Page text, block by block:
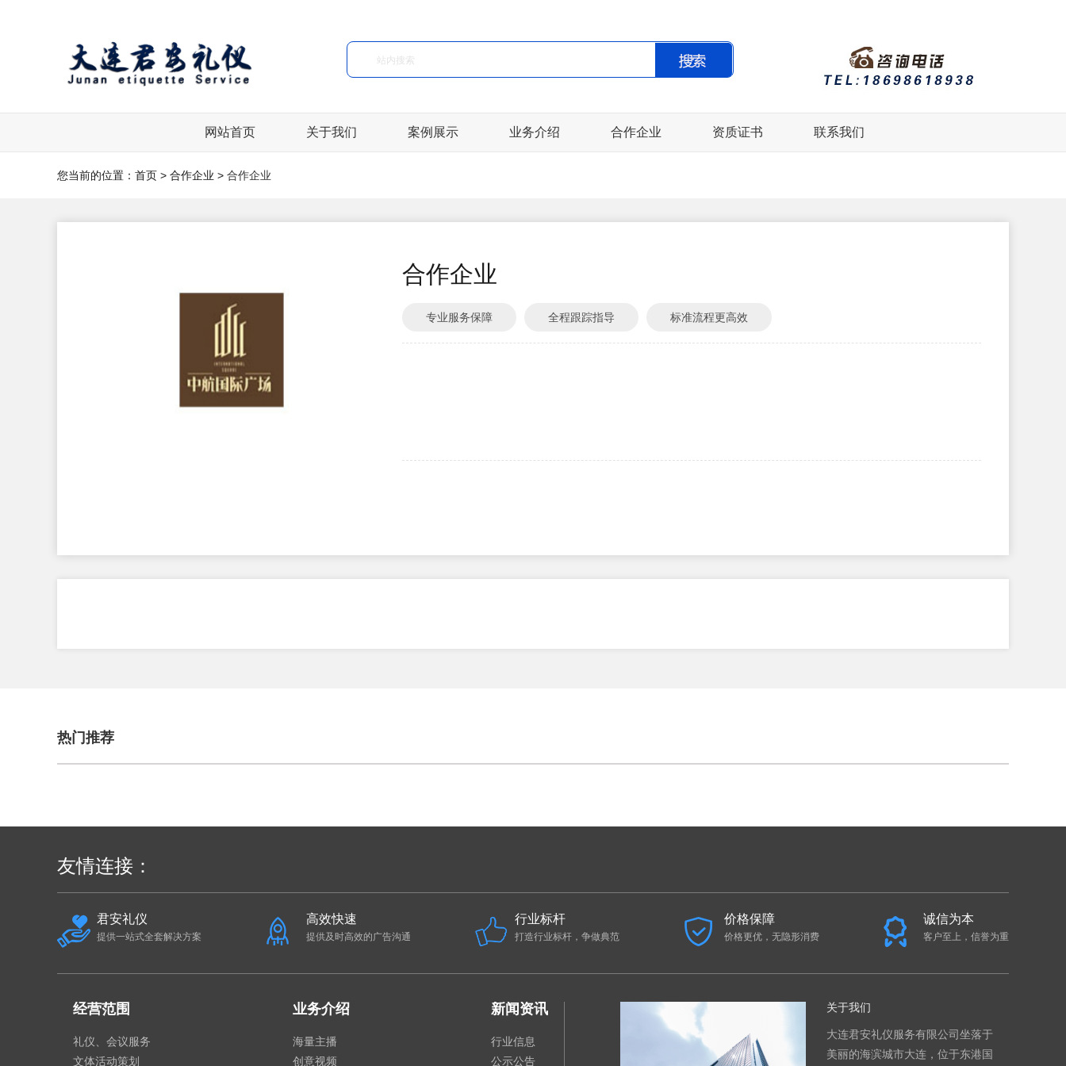
网站首页 关于我们 案例展示 业务介绍 合作企业 资质证书 联系我们
您当前的位置： 首页 > 合作企业 > 合作企业
合作企业
专业服务保障 全程跟踪指导 标准流程更高效
热门推荐
友情连接：
君安礼仪
提供一站式全套解决方案
高效快速
提供及时高效的广告沟通
行业标杆
打造行业标杆，争做典范
价格保障
价格更优，无隐形消费
诚信为本
客户至上，信誉为重
经营范围
礼仪、会议服务
文体活动策划
业务介绍
海量主播
创意视频
新闻资讯
行业信息
公示公告
关于我们
大连君安礼仪服务有限公司坐落于
美丽的海滨城市大连，位于东港国